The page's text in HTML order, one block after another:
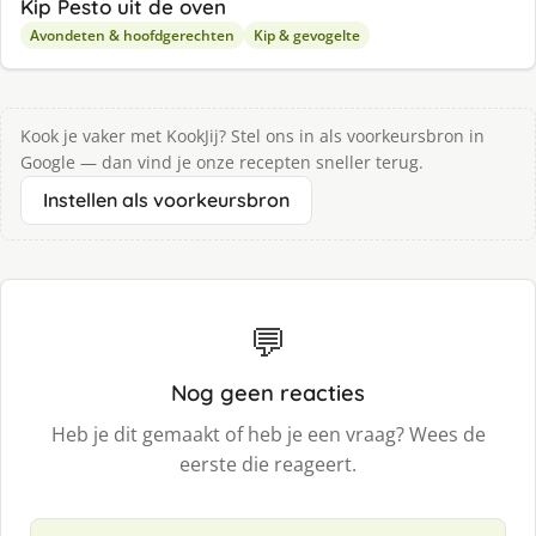
Kip Pesto uit de oven
Avondeten & hoofdgerechten Kip & gevogelte
Kook je vaker met KookJij? Stel ons in als voorkeursbron in
Google — dan vind je onze recepten sneller terug.
Instellen als voorkeursbron
💬
Nog geen reacties
Heb je dit gemaakt of heb je een vraag? Wees de
eerste die reageert.